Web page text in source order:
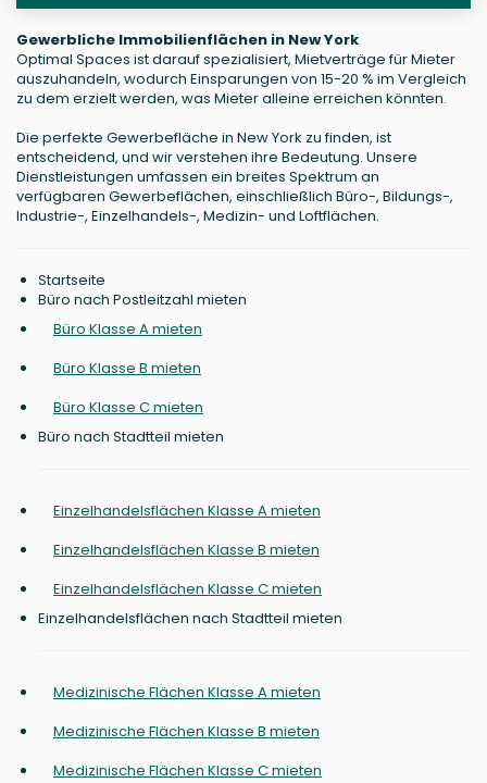
Gewerbliche Immobilienflächen in New York
Optimal Spaces ist darauf spezialisiert, Mietverträge für Mieter
auszuhandeln, wodurch Einsparungen von 15-20 % im Vergleich
zu dem erzielt werden, was Mieter alleine erreichen könnten.
Die perfekte Gewerbefläche in New York zu finden, ist
entscheidend, und wir verstehen ihre Bedeutung. Unsere
Dienstleistungen umfassen ein breites Spektrum an
verfügbaren Gewerbeflächen, einschließlich Büro-, Bildungs-,
Industrie-, Einzelhandels-, Medizin- und Loftflächen.
Startseite
Büro nach Postleitzahl mieten
Büro Klasse A mieten
Büro Klasse B mieten
Büro Klasse C mieten
Büro nach Stadtteil mieten
Einzelhandelsflächen Klasse A mieten
Einzelhandelsflächen Klasse B mieten
Einzelhandelsflächen Klasse C mieten
Einzelhandelsflächen nach Stadtteil mieten
Medizinische Flächen Klasse A mieten
Medizinische Flächen Klasse B mieten
Medizinische Flächen Klasse C mieten